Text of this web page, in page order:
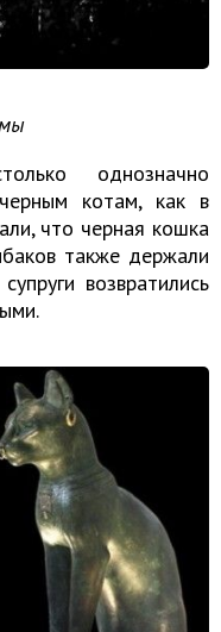
однозначно
котам, как в
что черная кошка
также держали
возвратились